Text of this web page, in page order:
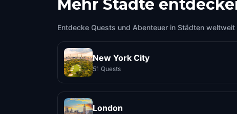
Mehr Städte
Entdecke Quests und Abenteuer in Städten weltweit
New York City
51 Quests
London